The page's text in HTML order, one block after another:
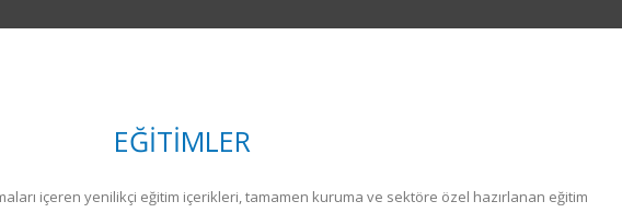
EĞİTİMLER
içeren yenilikçi eğitim içerikleri, tamamen kuruma ve sektöre özel hazırlanan eğitim